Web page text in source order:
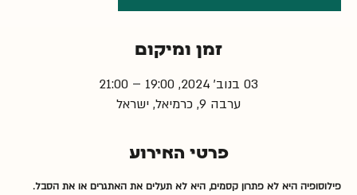
זמן ומיקום
03 בנוב׳ 2024, 19:00 – 21:00
ערבה 9, כרמיאל, ישראל
פרטי האירוע
פילוסופיה היא לא פתרון קסמים, היא לא תעלים את האתגרים או את הסבל.